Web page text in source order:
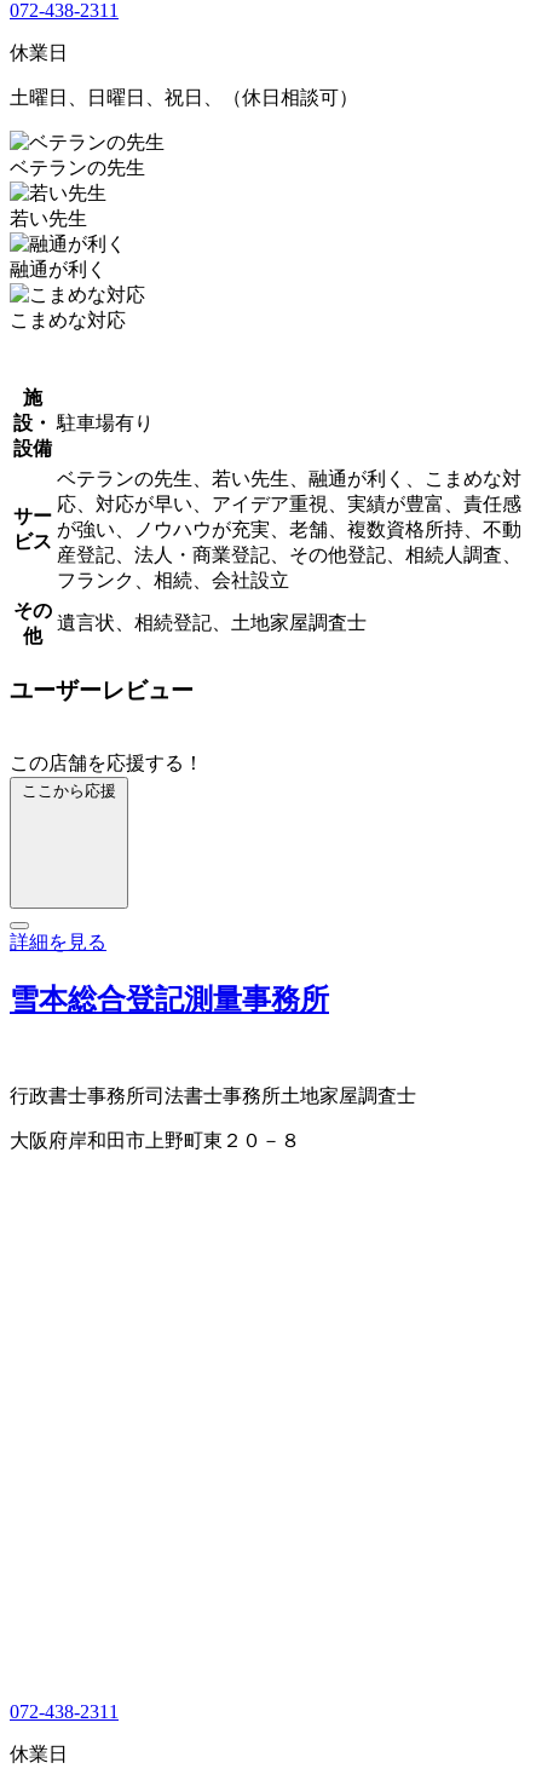
072-438-2311
休業日
土曜日、日曜日、祝日、（休日相談可）
ベテランの先生
若い先生
融通が利く
こまめな対応
施
設・
設備
駐車場有り
サー
ビス
ベテランの先生、若い先生、融通が利く、こまめな対
応、対応が早い、アイデア重視、実績が豊富、責任感
が強い、ノウハウが充実、老舗、複数資格所持、不動
産登記、法人・商業登記、その他登記、相続人調査、
フランク、相続、会社設立
その
他
遺言状、相続登記、土地家屋調査士
ユーザーレビュー
この店舗を応援する！
ここから応援
詳細を見る
雪本総合登記測量事務所
行政書士事務所司法書士事務所土地家屋調査士
大阪府岸和田市上野町東２０－８
072-438-2311
休業日